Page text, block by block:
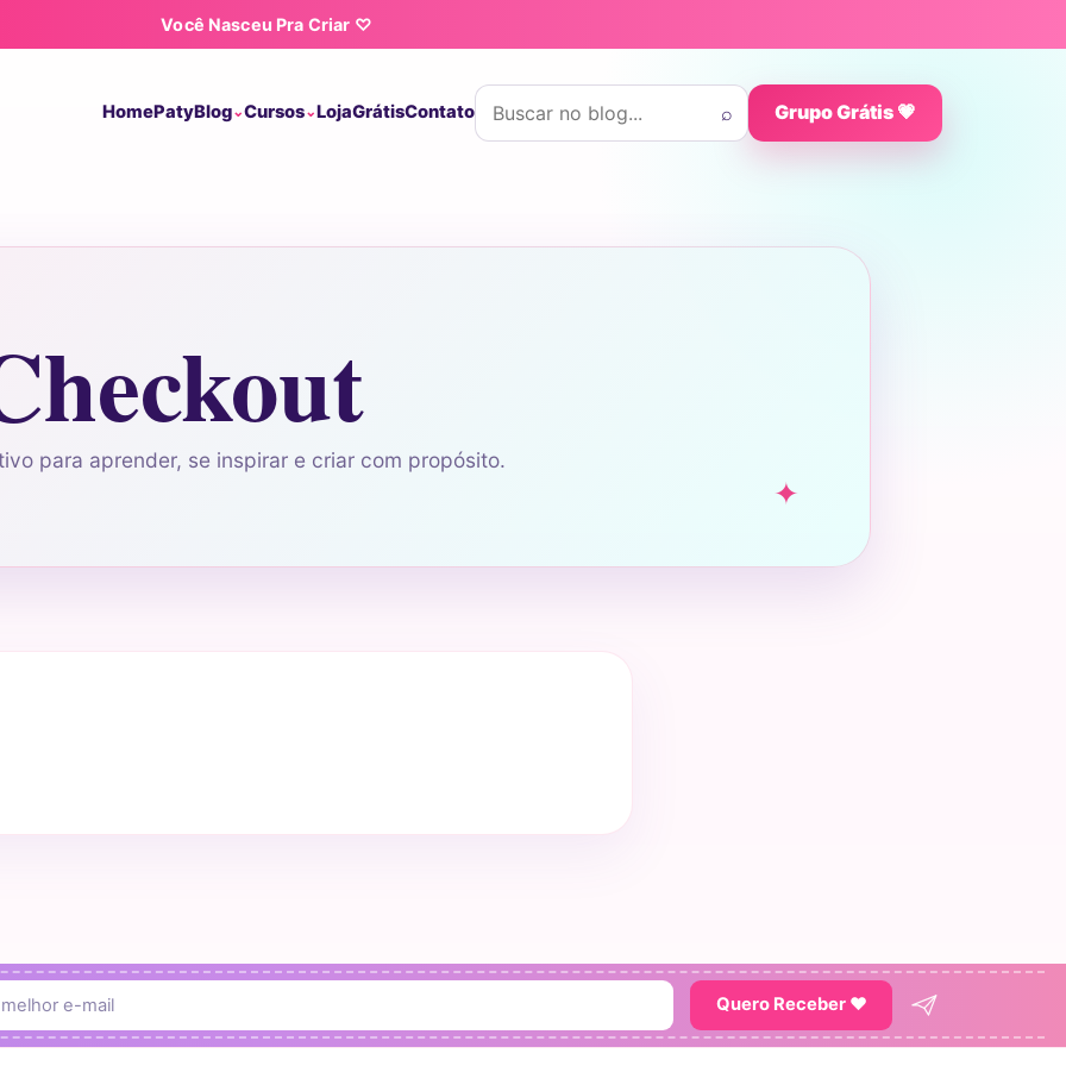
Você Nasceu Pra Criar ♡
HomePatyBlog Cursos LojaGrátisContato
Buscar por:
⌕ Grupo Grátis 💗
para aprender, se inspirar e criar com propósito.
Quero Receber ♥